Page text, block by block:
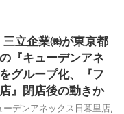
三立企業㈱が東京都
『キューデンアネ
グループ化、『フ
』閉店後の動きか
ーデンアネックス日暮里店